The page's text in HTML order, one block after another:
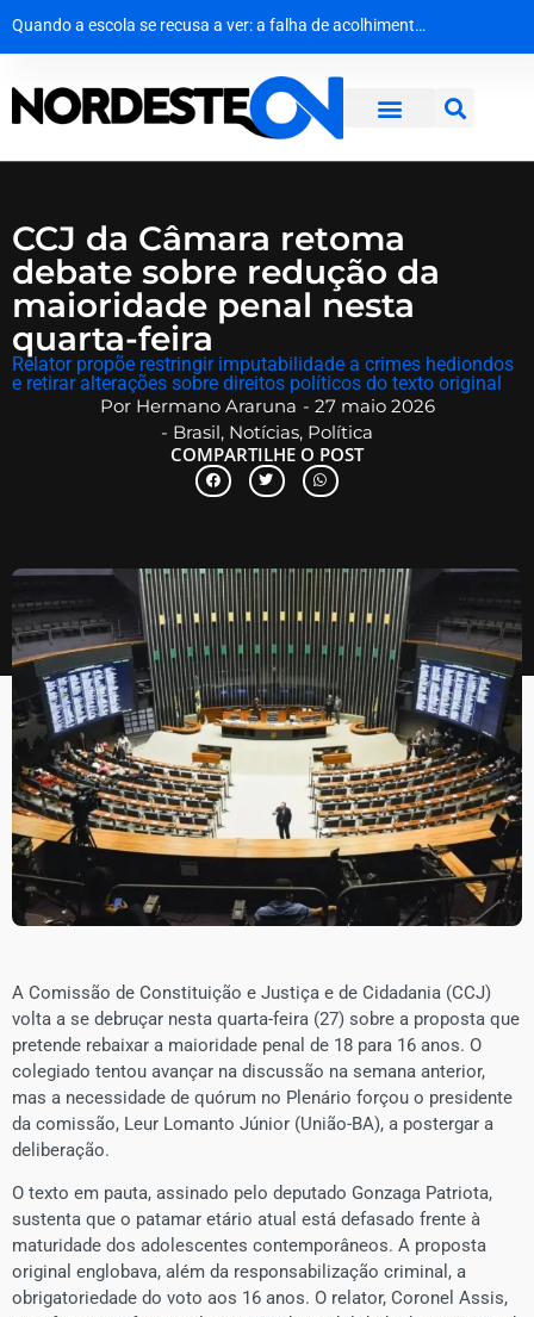
Quando a escola se recusa a ver: a falha de acolhimento diante do abuso escolar
Justiça da Paraíba decide que recoleta de sangue em bebê é medida de segurança e não gera dano moral
Agevisa celebra Dia Nacional da Vigilância Sanitária e reforça compromisso com a defesa da saúde pública
Do palco do ‘É o Tchan’ aos canteiros de obras no Canadá: a virada de vida de Jacaré
CCJ da Câmara retoma
debate sobre redução da
maioridade penal nesta
quarta-feira
​Relator propõe restringir imputabilidade a crimes hediondos
e retirar alterações sobre direitos políticos do texto original
PorHermano Araruna - 27 maio 2026
- Brasil, Notícias, Política
COMPARTILHE O POST
​A Comissão de Constituição e Justiça e de Cidadania (CCJ)
volta a se debruçar nesta quarta-feira (27) sobre a proposta que
pretende rebaixar a maioridade penal de 18 para 16 anos. O
colegiado tentou avançar na discussão na semana anterior,
mas a necessidade de quórum no Plenário forçou o presidente
da comissão, Leur Lomanto Júnior (União-BA), a postergar a
deliberação.
​O texto em pauta, assinado pelo deputado Gonzaga Patriota,
sustenta que o patamar etário atual está defasado frente à
maturidade dos adolescentes contemporâneos. A proposta
original englobava, além da responsabilização criminal, a
obrigatoriedade do voto aos 16 anos. O relator, Coronel Assis,